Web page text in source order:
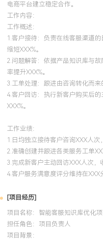
电商平台建立稳定合作。
工作内容：
工作概述：
1.客户接待：负责在线客服渠道
缩短XXX%。
2.问题解答：依据产品知识库与
率提升XXX%。
3.工单处理：跟进由咨询转化而
4.客户回访：执行新客户购买后
XXX%。
工作业绩：
1.日均独立接待客户咨询XXX人次
2.准确创建并跟进各类服务工单
3.完成新客户主动回访XXX人次，
4.客户服务满意度评分维持在XXX
[项目经历]
项目名称：智能客服知识库优化项
担任角色： 项目负责人
项目背景：